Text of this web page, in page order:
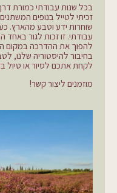
בכל שנות עבודתי כמורת
זכיתי לטייל בנופים
שוחרות ידע וטבע מהארץ.
עבודתי. זו זכות לגור באחד
להפוך את ההדרכה במקום
בחיבור להיסטוריה שלנו,
לקחת אתכם לסיור או טיול
מוזמנים ליצור קשר!